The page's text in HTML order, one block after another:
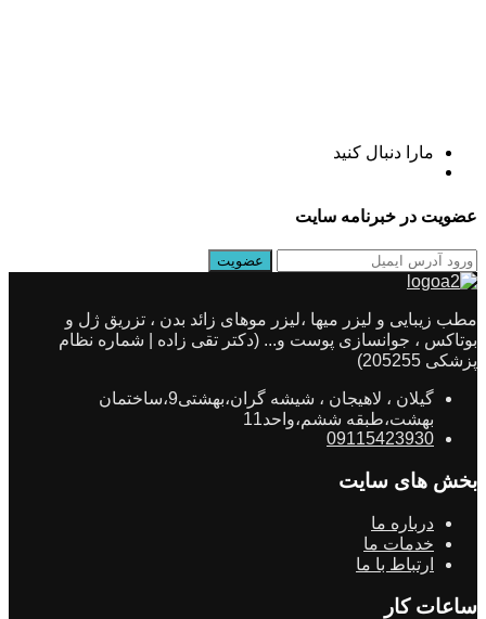
مارا دنبال کنید
عضویت در خبرنامه سایت
مطب زیبایی و لیزر میها ،لیزر موهای زائد بدن ، تزریق ژل و
بوتاکس ، جوانسازی پوست و... (دکتر تقی زاده | شماره نظام
پزشکی 205255)
گیلان ، لاهیجان ، شیشه گران،بهشتی9،ساختمان
بهشت،طبقه ششم،واحد11
09115423930
بخش های سایت
درباره ما
خدمات ما
ارتباط با ما
ساعات کار